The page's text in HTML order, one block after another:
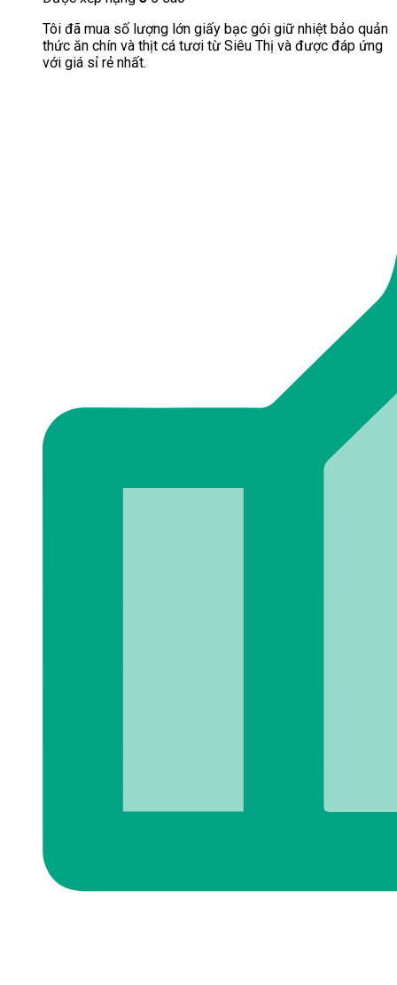
Tôi đã mua số lượng lớn giấy bạc gói giữ nhiệt bảo quản
thức ăn chín và thịt cá tươi từ Siêu Thị và được đáp ứng
với giá sỉ rẻ nhất.